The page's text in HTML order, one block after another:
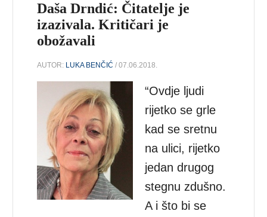
Daša Drndić: Čitatelje je
izazivala. Kritičari je
obožavali
AUTOR: LUKA BENČIĆ / 07.06.2018.
“Ovdje ljudi
rijetko se grle
kad se sretnu
na ulici, rijetko
jedan drugog
stegnu zdušno.
A i što bi se